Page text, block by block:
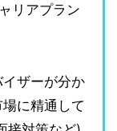
リアプラン
イザーが分か
に精通して